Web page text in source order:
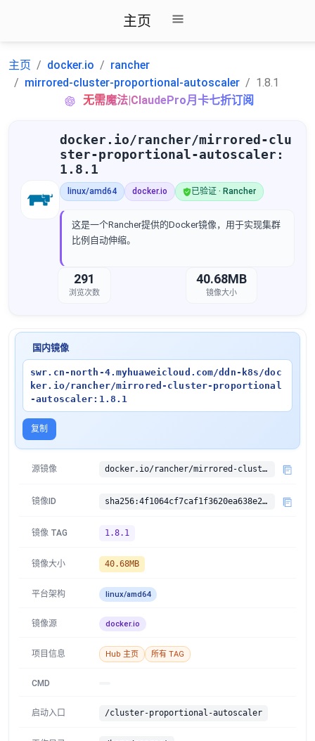
主页
主页 docker.io
rancher
mirrored-cluster-proportional-autoscaler
1.8.1
无需魔法|ClaudePro月卡七折订阅
docker.io/rancher/mirrored-clu
ster-proportional-autoscaler:
1.8.1
linux/amd64 docker.io 已验证 · Rancher
这是一个Rancher提供的Docker镜像，用于实现集群
比例自动伸缩。
291
浏览次数
40.68MB
镜像大小
国内镜像
swr.cn-north-4.myhuaweicloud.com/ddn-k8s/doc
ker.io/rancher/mirrored-cluster-proportional
-autoscaler:1.8.1
复制
源镜像 docker.io/rancher/mirrored-cluster-proportional-autoscaler:1.8.1
镜像ID sha256:4f1064cf7caf1f3620ea638e2f25cc1a3a6a43656f918323023c0e638d54ac65
镜像 TAG 1.8.1
镜像大小 40.68MB
平台架构 linux/amd64
镜像源 docker.io
项目信息 Hub 主页 所有 TAG
CMD
启动入口 /cluster-proportional-autoscaler